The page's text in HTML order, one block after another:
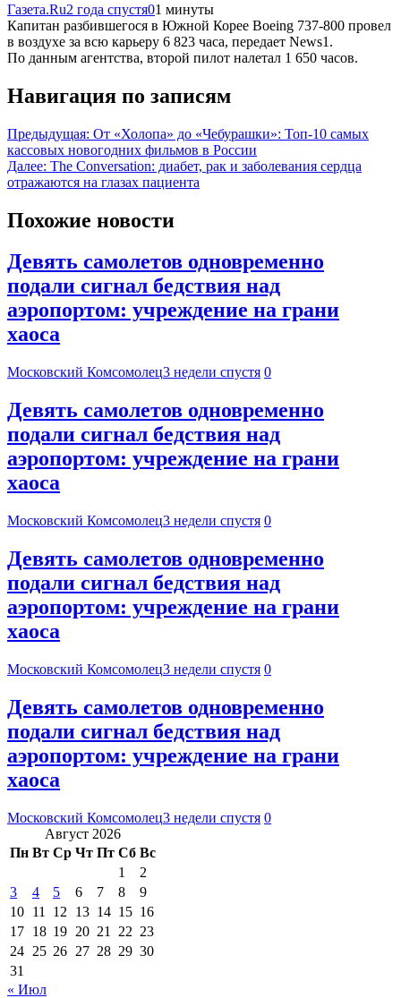
Газета.Ru2 года спустя01 минуты
Капитан разбившегося в Южной Корее Boeing 737-800 провел
в воздухе за всю карьеру 6 823 часа, передает News1.
По данным агентства, второй пилот налетал 1 650 часов.
Навигация по записям
Предыдущая: От «Холопа» до «Чебурашки»: Топ-10 самых
кассовых новогодних фильмов в России
Далее: The Conversation: диабет, рак и заболевания сердца
отражаются на глазах пациента
Похожие новости
Девять самолетов одновременно
подали сигнал бедствия над
аэропортом: учреждение на грани
хаоса
Московский Комсомолец3 недели спустя 0
Девять самолетов одновременно
подали сигнал бедствия над
аэропортом: учреждение на грани
хаоса
Московский Комсомолец3 недели спустя 0
Девять самолетов одновременно
подали сигнал бедствия над
аэропортом: учреждение на грани
хаоса
Московский Комсомолец3 недели спустя 0
Девять самолетов одновременно
подали сигнал бедствия над
аэропортом: учреждение на грани
хаоса
Московский Комсомолец3 недели спустя 0
Август 2026
Пн Вт Ср Чт Пт Сб Вс
1
2
3
4 5 6 7 8
9
10 11 12 13 14 15 16
17 18 19 20 21 22 23
24 25 26 27 28 29 30
31
« Июл